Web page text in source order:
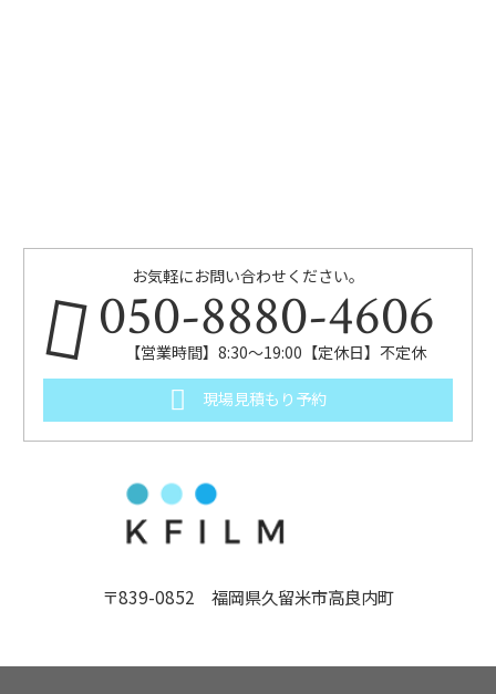
お気軽にお問い合わせください。
050-8880-4606
【営業時間】8:30～19:00【定休日】不定休
現場見積もり予約
〒839-0852 福岡県久留米市高良内町